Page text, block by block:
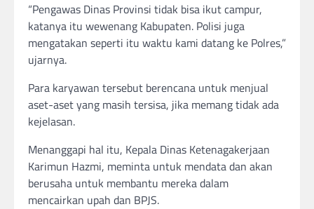
“Pengawas Dinas Provinsi tidak bisa ikut campur,
katanya itu wewenang Kabupaten. Polisi juga
mengatakan seperti itu waktu kami datang ke Polres,”
ujarnya.
Para karyawan tersebut berencana untuk menjual
aset-aset yang masih tersisa, jika memang tidak ada
kejelasan.
Menanggapi hal itu, Kepala Dinas Ketenagakerjaan
Karimun Hazmi, meminta untuk mendata dan akan
berusaha untuk membantu mereka dalam
mencairkan upah dan BPJS.